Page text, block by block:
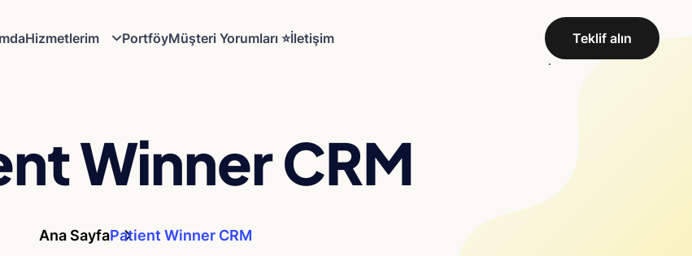
Hizmetlerim PortföyMüşteri Yorumları ⭐️İletişim Teklif alın
Winner CRM
Ana SayfaPatient Winner CRM